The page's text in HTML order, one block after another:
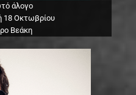
άλογο
18 Οκτωβρίου
Βεάκη